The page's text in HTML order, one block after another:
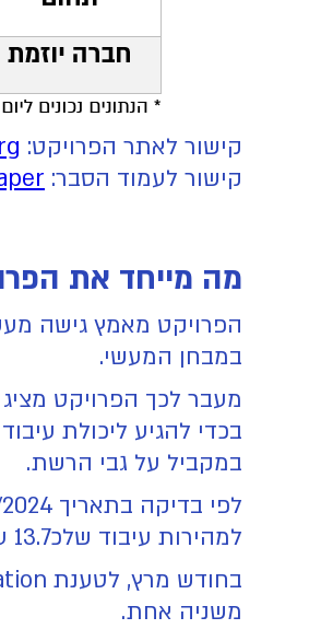
קישור לאתר הפרויקט:
קישור לעמוד הסבר:
מה מייחד את
הפרויקט מאמץ גישה
במבחן המעשי.
במקביל על גבי הרשת.
למהירות עיבוד שלכ13.7 עסקאות בשנייה.
משניה אחת.